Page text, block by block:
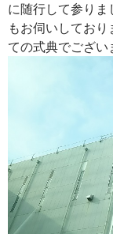
に随行して参り
もお伺いしてお
ての式典でござい